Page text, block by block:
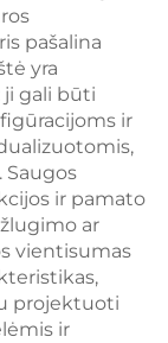
pašalina
yra
ji gali būti
ir
ir pamato
ar
vientisumas
projektuoti
ir